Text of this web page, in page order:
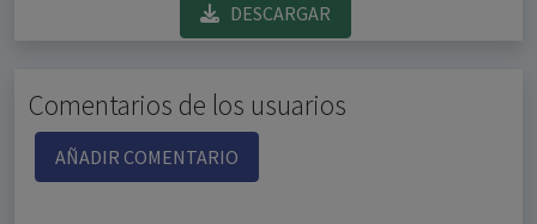
DESCARGAR
Comentarios de los usuarios
AÑADIR COMENTARIO